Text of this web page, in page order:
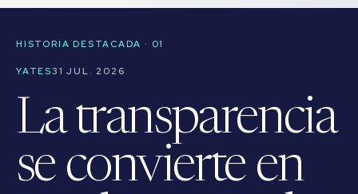
HISTORIA DESTACADA · 01
YATES31 JUL. 2026
La transparencia
se convierte en